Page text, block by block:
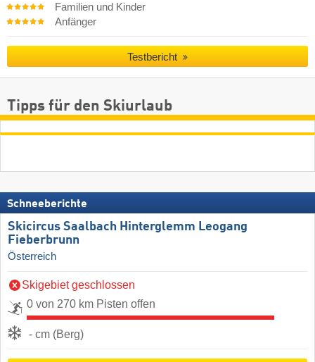
Familien und Kinder
Anfänger
Testbericht
Tipps für den Skiurlaub
Schneeberichte
Skicircus Saalbach Hinterglemm Leogang
Fieberbrunn
Österreich
Skigebiet geschlossen
0 von 270 km Pisten offen
- cm (Berg)